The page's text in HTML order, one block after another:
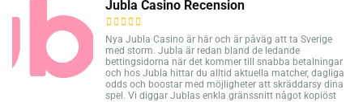
Jubla Casino Recension
Nya Jubla Casino är här och är påväg att ta Sverige
med storm. Jubla är redan bland de ledande
bettingsidorna när det kommer till snabba betalningar
och hos Jubla hittar du alltid aktuella matcher, dagliga
odds och boostar med möjligheter att skräddarsy dina
spel. Vi diggar Jublas enkla gränssnitt något kopiöst